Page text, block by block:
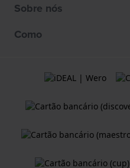
Sobre nós
Como